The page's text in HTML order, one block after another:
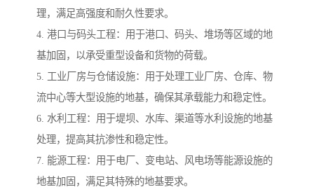
理，满足高强度和耐久性要求。
4. 港口与码头工程：用于港口、码头、堆场等区域的地
基加固，以承受重型设备和货物的荷载。
5. 工业厂房与仓储设施：用于处理工业厂房、仓库、物
流中心等大型设施的地基，确保其承载能力和稳定性。
6. 水利工程：用于堤坝、水库、渠道等水利设施的地基
处理，提高其抗渗性和稳定性。
7. 能源工程：用于电厂、变电站、风电场等能源设施的
地基加固，满足其特殊的地基要求。